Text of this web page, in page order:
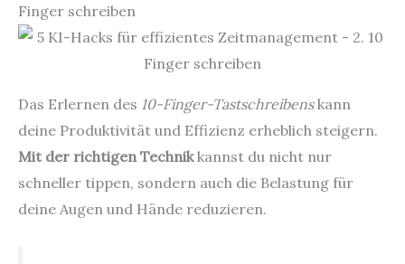
Finger schreiben
Das Erlernen des 10-Finger-Tastschreibenskann
deine Produktivität und Effizienz erheblich steigern.
Mit der richtigen Technikkannst du nicht nur
schneller tippen, sondern auch die Belastung für
deine Augen und Hände reduzieren.